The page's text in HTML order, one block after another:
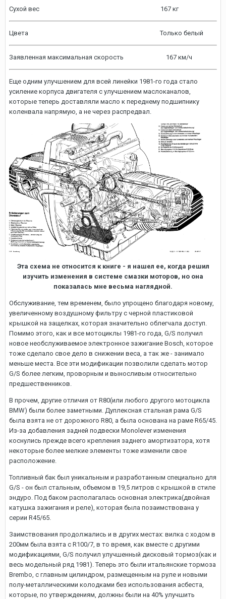
Сухой вес 167 кг
Цвета Только белый
Заявленная максимальная скорость 167 км/ч
Еще одним улучшением для всей линейки 1981-го года стало
усиление корпуса двигателя с улучшением маслоканалов,
которые теперь доставляли масло к переднему подшипнику
коленвала напрямую, а не через распредвал.
Эта схема не относится к книге - я нашел ее, когда решил
изучить изменения в системе смазки моторов, но она
показалась мне весьма наглядной.
Обслуживание, тем временем, было упрощено благодаря новому,
увеличенному воздушному фильтру с черной пластиковой
крышкой на защелках, которая значительно облегчала доступ.
Помимо этого, как и все мотоциклы 1981-го года, G/S получил
новое необслуживаемое электронное зажигание Bosch, которое
тоже сделало свое дело в снижении веса, а так же - занимало
меньше места. Все эти модификации позволили сделать мотор
G/S более легким, проворным и выносливым относительно
предшественников.
В прочем, другие отличия от R80(или любого другого мотоцикла
BMW) были более заметными. Дуплексная стальная рама G/S
была взята не от дорожного R80, а была основана на раме R65/45.
Из-за добавления задней подвески Monolever изменения
коснулись прежде всего крепления заднего амортизатора, хотя
некоторые более мелкие элементы тоже изменили свое
расположение.
Топливный бак был уникальным и разработанным специально для
G/S - он был стальным, объемом в 19,5 литров с крышкой в стиле
эндуро. Под баком располагалась основная электрика(двойная
катушка зажигания и реле), которая была позаимствована у
серии R45/65.
Заимствования продолжались и в других местах: вилка с ходом в
200мм была взята с R100/7, в то время, как вместе с другими
модификациями, G/S получил улучшенный дисковый тормоз(как и
весь модельный ряд 1981). Теперь это были итальянские тормоза
Brembo, с главным цилиндром, размещенным на руле и новыми
полу-металлическими колодками без использования асбеста,
которые, по утверждениям, должны были на 40% улучшить